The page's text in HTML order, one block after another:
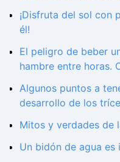
¡Disfruta del sol con
él!
El peligro de beber
hambre entre horas.
Algunos puntos a
desarrollo de los
Mitos y verdades de
Un bidón de agua